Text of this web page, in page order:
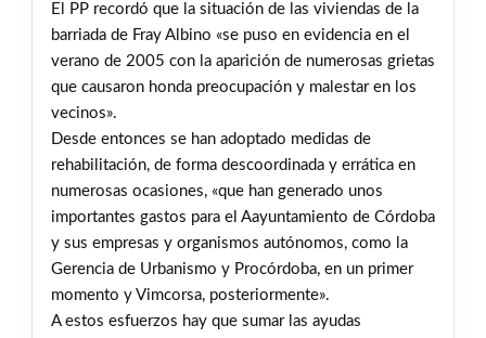
El PP recordó que la situación de las viviendas de la
barriada de Fray Albino «se puso en evidencia en el
verano de 2005 con la aparición de numerosas grietas
que causaron honda preocupación y malestar en los
vecinos».
Desde entonces se han adoptado medidas de
rehabilitación, de forma descoordinada y errática en
numerosas ocasiones, «que han generado unos
importantes gastos para el Aayuntamiento de Córdoba
y sus empresas y organismos autónomos, como la
Gerencia de Urbanismo y Procórdoba, en un primer
momento y Vimcorsa, posteriormente».
A estos esfuerzos hay que sumar las ayudas